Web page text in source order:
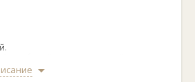
дуб крафт золотой.